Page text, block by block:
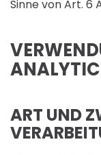
Sinne von Art. 6
ART UND